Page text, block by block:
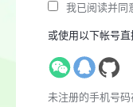
我已阅读并同
或使用以下帐号直
未注册的手机号码